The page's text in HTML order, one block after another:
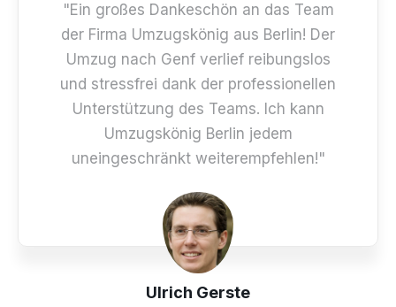
Ulrich Gerste
"Ein großes Dankeschön an das Team
der Firma Umzugskönig aus Berlin! Der
Umzug nach Genf verlief reibungslos
und stressfrei dank der professionellen
Unterstützung des Teams. Ich kann
Umzugskönig Berlin jedem
uneingeschränkt weiterempfehlen!"